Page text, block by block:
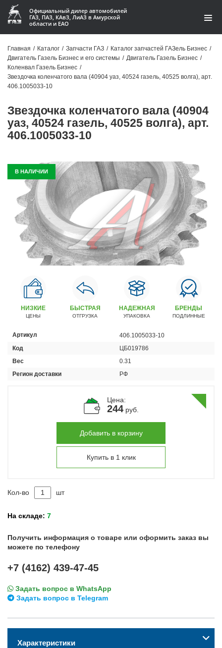
Официальный дилер автомобилей
ГАЗ, ПАЗ, КАвЗ, ЛиАЗ в Амурской
области и ЕАО
Акции
О компании
Контакты
Доставка
Статьи
Автомобили
Автомобили
+7 (4162) 22-95-09
Сервисный центр
+7 (4162) 22–95–69
График работы: ПН-ПТ с 8.30 до 18.00 (+6 по МСК)
График работы сервис: ПН-СБ с 8.30 до 20.00
Главная / Каталог / Запчасти ГАЗ / Каталог запчастей ГАЗель Бизнес /
Двигатель Газель Бизнес и его системы / Двигатель Газель Бизнес /
Коленвал Газель Бизнес /
Звездочка коленчатого вала (40904 уаз, 40524 газель, 40525 волга), арт.
406.1005033-10
Звездочка коленчатого вала (40904
уаз, 40524 газель, 40525 волга), арт.
406.1005033-10
В НАЛИЧИИ
НИЗКИЕ
ЦЕНЫ
БЫСТРАЯ
ОТГРУЗКА
НАДЕЖНАЯ
УПАКОВКА
БРЕНДЫ
ПОДЛИННЫЕ
Артикул
406.1005033-10
Код
ЦБ019786
Вес
0.31
Регион доставки
РФ
Цена:
244руб.
Добавить в корзину
Купить в 1 клик
Кол-во шт
На складе: 7
Получить информация о товаре или оформить заказ вы
можете по телефону
+7 (4162) 439-47-45
Задать вопрос в WhatsApp
Задать вопрос в Telegram
Характеристики